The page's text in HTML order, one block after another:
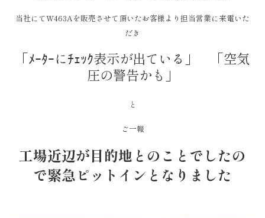
当社にてW463Aを販売させて頂いたお客様より担当営業に来電いた
だき
「ﾒｰﾀｰにﾁｪｯｸ表示が出ている」 「空気
圧の警告かも」
と
ご一報
工場近辺が目的地とのことでしたの
で緊急ピットインとなりました